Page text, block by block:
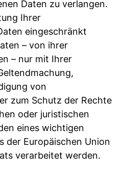
Daten zu verlangen.
Ihrer
eingeschränkt
– von ihrer
– nur mit Ihrer
von
zum Schutz der Rechte
oder juristischen
eines wichtigen
der Europäischen Union
verarbeitet werden.